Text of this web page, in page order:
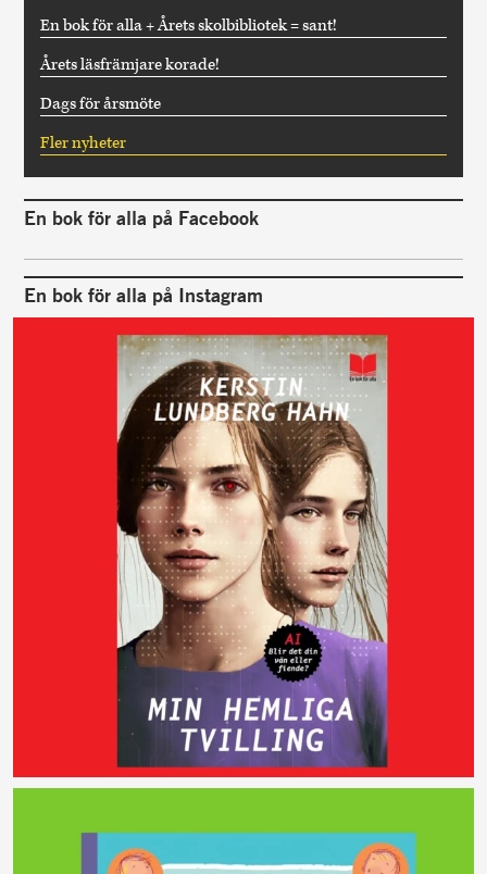
En bok för alla + Årets skolbibliotek = sant!
Årets läsfrämjare korade!
Dags för årsmöte
Fler nyheter
En bok för alla på Facebook
En bok för alla på Instagram